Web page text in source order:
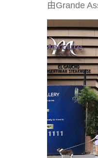
由Grande